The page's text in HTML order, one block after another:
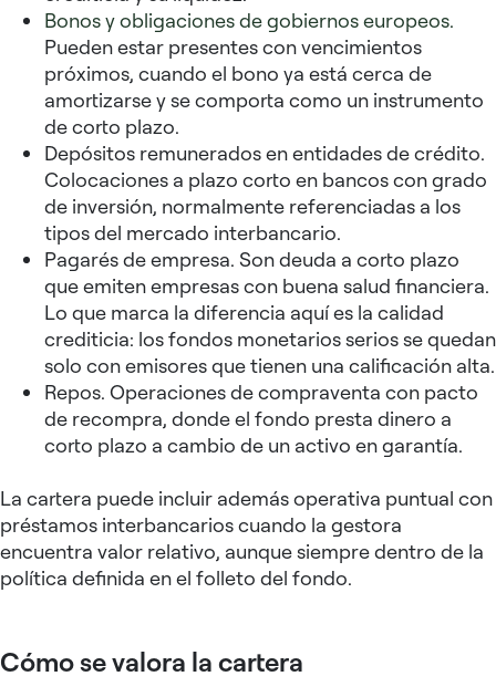
Bonos y obligaciones de gobiernos europeos.
Pueden estar presentes con vencimientos
próximos, cuando el bono ya está cerca de
amortizarse y se comporta como un instrumento
de corto plazo.
Depósitos remunerados en entidades de crédito.
Colocaciones a plazo corto en bancos con grado
de inversión, normalmente referenciadas a los
tipos del mercado interbancario.
Pagarés de empresa. Son deuda a corto plazo
que emiten empresas con buena salud financiera.
Lo que marca la diferencia aquí es la calidad
crediticia: los fondos monetarios serios se quedan
solo con emisores que tienen una calificación alta.
Repos. Operaciones de compraventa con pacto
de recompra, donde el fondo presta dinero a
corto plazo a cambio de un activo en garantía.
La cartera puede incluir además operativa puntual con
préstamos interbancarios cuando la gestora
encuentra valor relativo, aunque siempre dentro de la
política definida en el folleto del fondo.
Cómo se valora la cartera